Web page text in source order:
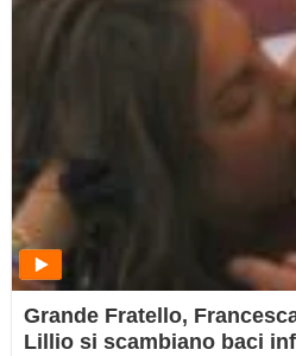
Grande Fratello,
Lillio si scambiano baci